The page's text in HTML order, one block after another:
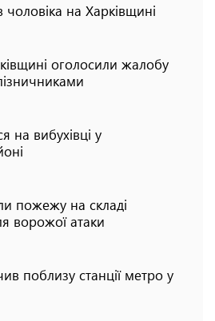
чоловіка на Харківщині
оголосили жалобу
на вибухівці у
пожежу на складі
ворожої атаки
поблизу станції метро у